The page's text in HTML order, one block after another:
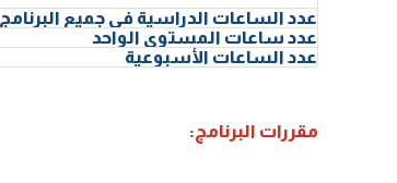
عدد الساعات الدراسية في جميع البرنامج
عدد ساعات المستوى الواحد
عدد الساعات الأسبوعية
مقررات البرنامج: